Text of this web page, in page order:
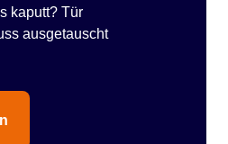
kaputt? Tür
ausgetauscht